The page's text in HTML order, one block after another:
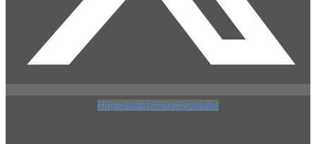
Huge-spotify Huge-youtube